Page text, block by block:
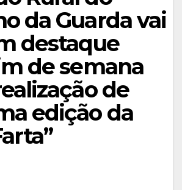
da Guarda vai
destaque
de semana
de
edição da